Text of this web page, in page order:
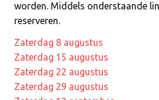
worden. Middels onderstaande
reserveren.
Zaterdag 8 augustus
Zaterdag 15 augustus
Zaterdag 22 augustus
Zaterdag 29 augustus